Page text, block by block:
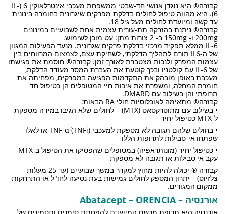
קבזרה® היא נוגדן אנושי חד-שבטי ממשפחת מעכבי אינטרלאוקין 6 (IL-
6). היא מהווה טיפול לחולים בדלקת מפרקים שיגרונית בחומרה בינונית
עד קשה ומיועדת לחולים מעל גיל 18.
קבזרה® ניתנת בהזרקה תת-עורית עצמית אחת לשבועיים במינונים
200mg ו- 150mg ב- 2 צורות מתן: עט מוכן לשימוש.
IL-6 ממלא תפקיד מרכזי בדלקת פרקים שגרונית. מנעד הפעילות המגוון
של ה-IL6 תורם לתהליך הדלקתי, לשחיקת עצם, לצמצום המרווחים בין
עצמות המפרק ולנכות מצטברת לאורך זמן. קבזרה® חוסמת את פגישתו
של IL-6 עם קולטניו ובכך קוטעת את העברת המסר מעודד הדלקת,
מעכבת באופן מובהק את התקדמות הפגיעה במפרקים, מפחיתה את
חומרת המחלה, ומשפרת את איכות חיי המטופלים הן כטיפול חד
תרופתי והן בשילוב עם DMARD.
קבזרה® מתאימה לאוכלוסיות חולי RA הבאות:
• בשילוב עם מתוטרקסאט (MTX) – לחולים שלא הגיבו במידה מספקת
ל-MTX כטיפול יחיד
• בחולים שלהם תגובה לא מספקת למעכבי (TNF-α ׂ(TNFi או לאלו
שפתחו אי-סבילות לתרופות הללו
• כטיפול יחיד (מונותראפיה) במטופלים שהפסיקו את הטיפול ב-MTX
עקב אי סבילות או תגובה לא מספקת
קבזרה ® יכולה להיות מחוץ למקרר במשך שבועיים (עד 25 מעלות
צלזיוס) – יתרון המספק לחולים גמישות בעת נסיעה לחו"ל או התרחקות
ממקום המגורים.
אורנסיה – Abatacept – ORENCIA